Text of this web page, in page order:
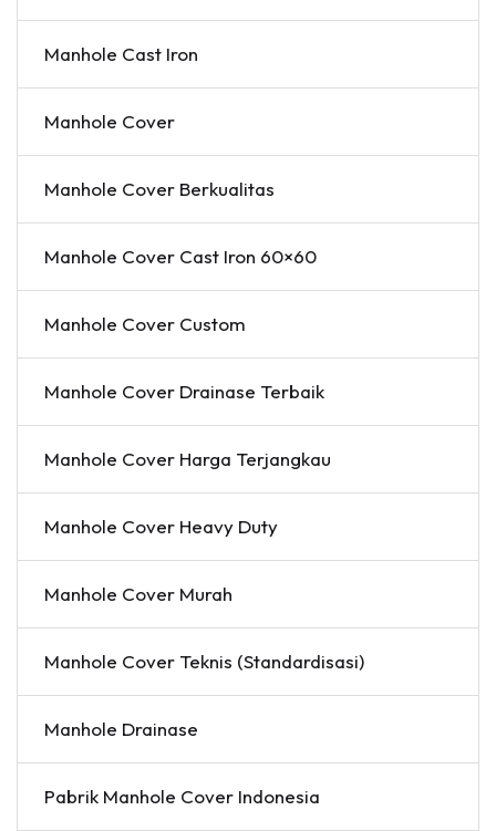
Manhole Cast Iron
Manhole Cover
Manhole Cover Berkualitas
Manhole Cover Cast Iron 60×60
Manhole Cover Custom
Manhole Cover Drainase Terbaik
Manhole Cover Harga Terjangkau
Manhole Cover Heavy Duty
Manhole Cover Murah
Manhole Cover Teknis (Standardisasi)
Manhole Drainase
Pabrik Manhole Cover Indonesia